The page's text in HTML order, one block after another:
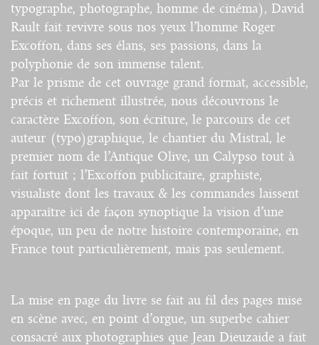
typographe, photographe, homme de cinéma), David
Rault fait revivre sous nos yeux l’homme Roger
Excoffon, dans ses élans, ses passions, dans la
polyphonie de son immense talent.
Par le prisme de cet ouvrage grand format, accessible,
précis et richement illustrée, nous découvrons le
caractère Excoffon, son écriture, le parcours de cet
auteur (typo)graphique, le chantier du Mistral, le
premier nom de l’Antique Olive, un Calypso tout à
fait fortuit ; l’Excoffon publicitaire, graphiste,
visualiste dont les travaux & les commandes laissent
apparaître ici de façon synoptique la vision d’une
époque, un peu de notre histoire contemporaine, en
France tout particulièrement, mais pas seulement.
La mise en page du livre se fait au fil des pages mise
en scène avec, en point d’orgue, un superbe cahier
consacré aux photographies que Jean Dieuzaide a fait